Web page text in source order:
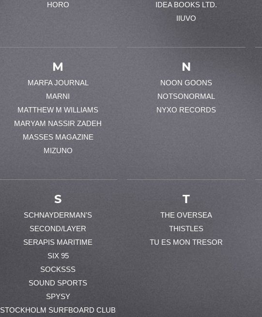
HORO
IDEA BOOKS LTD.
IIUVO
M
MARFA JOURNAL
MARNI
MATTHEW M WILLIAMS
MARYAM NASSIR ZADEH
MASSES MAGAZINE
MIZUNO
N
NOON GOONS
NOTSONORMAL
NYXO RECORDS
S
SCHNAYDERMAN'S
SECOND/LAYER
SERAPIS MARITIME
SIX 95
SOCKSSS
SOUND SPORTS
SPYSY
STOCKHOLM SURFBOARD CLUB
T
THE OVERSEA
THISTLES
TU ES MON TRESOR